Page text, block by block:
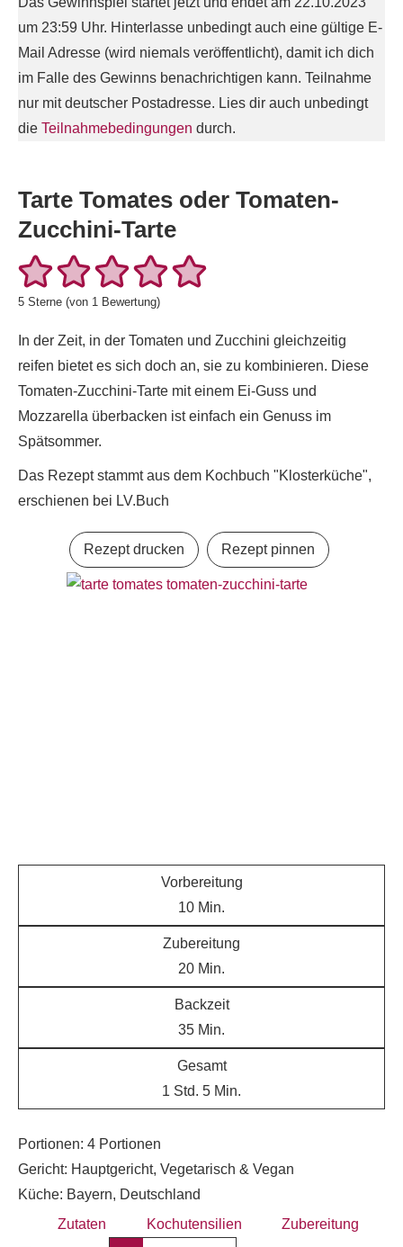
um 23:59 Uhr. Hinterlasse unbedingt auch eine gültige E-
Mail Adresse (wird niemals veröffentlicht), damit ich dich
im Falle des Gewinns benachrichtigen kann. Teilnahme
nur mit deutscher Postadresse. Lies dir auch unbedingt
die Teilnahmebedingungen durch.
Tarte Tomates oder Tomaten-
Zucchini-Tarte
5 Sterne (von 1 Bewertung)
In der Zeit, in der Tomaten und Zucchini gleichzeitig
reifen bietet es sich doch an, sie zu kombinieren. Diese
Tomaten-Zucchini-Tarte mit einem Ei-Guss und
Mozzarella überbacken ist einfach ein Genuss im
Spätsommer.
Das Rezept stammt aus dem Kochbuch "Klosterküche",
erschienen bei LV.Buch
Rezept drucken Rezept pinnen
Vorbereitung
10 Min.
Zubereitung
20 Min.
Backzeit
35 Min.
Gesamt
1 Std. 5 Min.
Portionen: 4 Portionen
Gericht: Hauptgericht, Vegetarisch & Vegan
Küche: Bayern, Deutschland
Zutaten
Kochutensilien Zubereitung